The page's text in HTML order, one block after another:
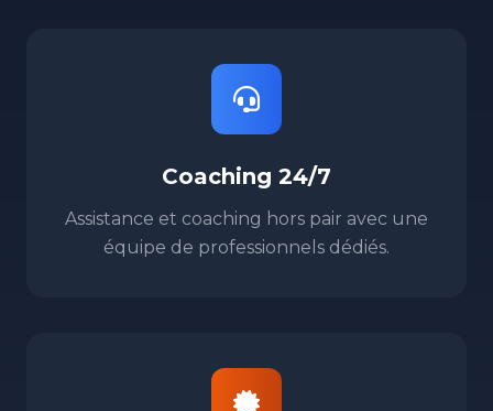
Coaching 24/7
Assistance et coaching hors pair avec une
équipe de professionnels dédiés.